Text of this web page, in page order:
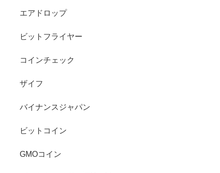
エアドロップ
ビットフライヤー
コインチェック
ザイフ
バイナンスジャパン
ビットコイン
GMOコイン